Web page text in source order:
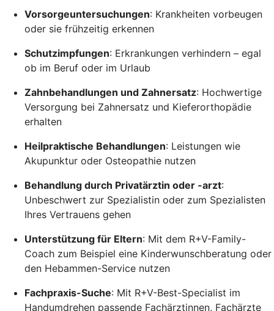
Vorsorgeuntersuchungen: Krankheiten vorbeugen
oder sie frühzeitig erkennen
Schutzimpfungen: Erkrankungen verhindern – egal
ob im Beruf oder im Urlaub
Zahnbehandlungen und Zahnersatz: Hochwertige
Versorgung bei Zahnersatz und Kieferorthopädie
erhalten
Heilpraktische Behandlungen: Leistungen wie
Akupunktur oder Osteopathie nutzen
Behandlung durch Privatärztin oder -arzt:
Unbeschwert zur Spezialistin oder zum Spezialisten
Ihres Vertrauens gehen
Unterstützung für Eltern: Mit dem R+V-Family-
Coach zum Beispiel eine Kinderwunschberatung oder
den Hebammen-Service nutzen
Fachpraxis-Suche: Mit R+V-Best-Specialist im
Handumdrehen passende Fachärztinnen, Fachärzte